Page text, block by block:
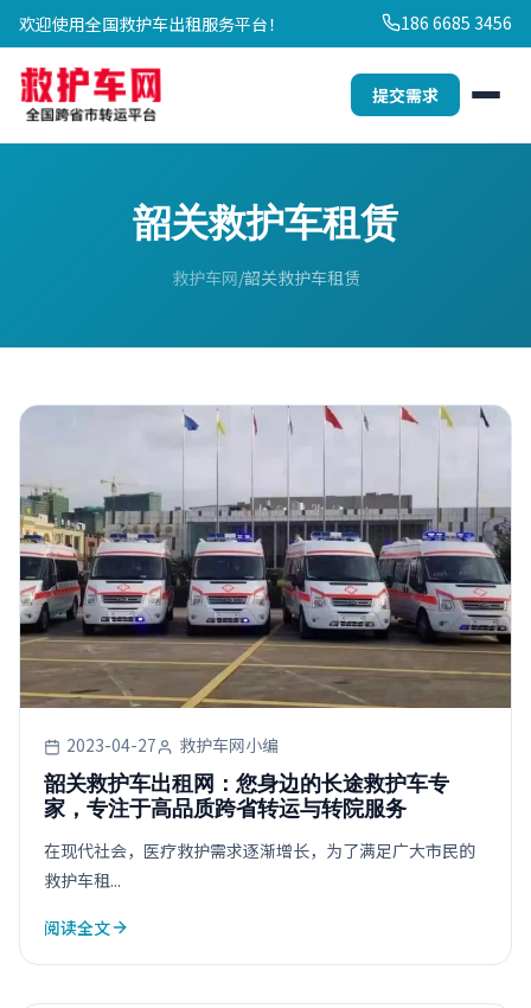
欢迎使用全国救护车出租服务平台！ 186 6685 3456
提交需求
韶关救护车租赁
救护车网 韶关救护车租赁
2023-04-27 救护车网小编
韶关救护车出租网：您身边的长途救护车专
家，专注于高品质跨省转运与转院服务
在现代社会，医疗救护需求逐渐增长，为了满足广大市民的
救护车租...
阅读全文